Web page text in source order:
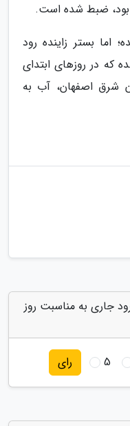
بود، ضبط شده است.
1403 فرا رسیده؛ اما بستر زاینده رود
در روزهای ابتدای
شرق اصفهان، آب به
جاری به مناسبت روز
5 رای